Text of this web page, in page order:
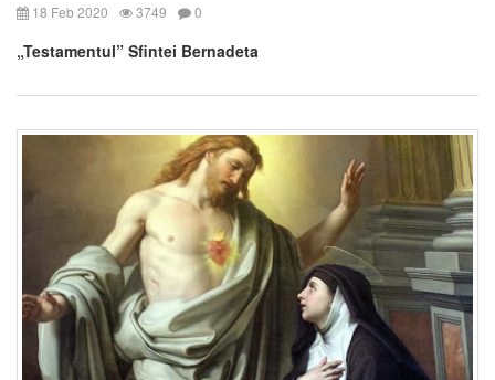
18 Feb 2020 3749 0
„Testamentul” Sfintei Bernadeta